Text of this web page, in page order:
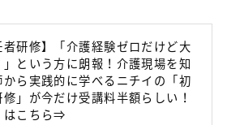
者研修】「介護経験ゼロだけど大
」という方に朗報！介護現場を知
から実践的に学べるニチイの「初
」が今だけ受講料半額らしい！
はこちら⇒